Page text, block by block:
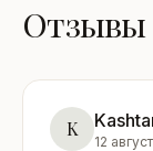
Отзывы
K
12